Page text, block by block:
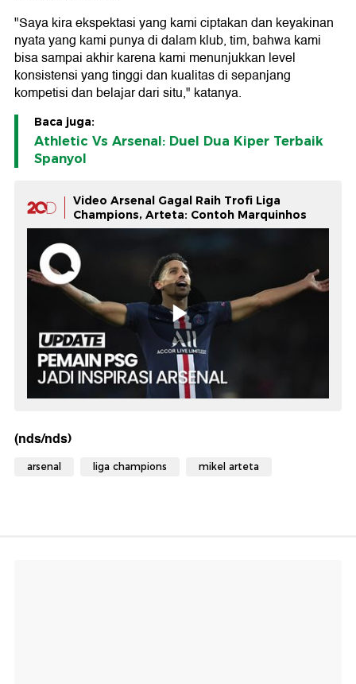
"Saya kira ekspektasi yang kami ciptakan dan keyakinan
nyata yang kami punya di dalam klub, tim, bahwa kami
bisa sampai akhir karena kami menunjukkan level
konsistensi yang tinggi dan kualitas di sepanjang
kompetisi dan belajar dari situ," katanya.
Baca juga:
Athletic Vs Arsenal: Duel Dua Kiper Terbaik
Spanyol
Video Arsenal Gagal Raih Trofi Liga
Champions, Arteta: Contoh Marquinhos
(nds/nds)
arsenal liga champions mikel arteta